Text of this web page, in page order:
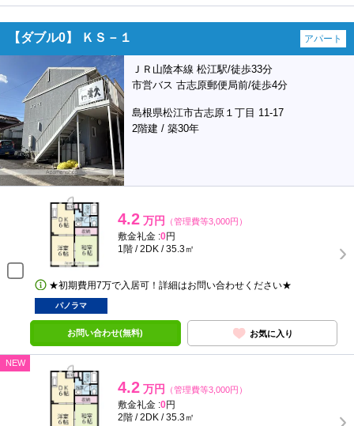
【ダブル0】 ＫＳ－１ アパート
ＪＲ山陰本線 松江駅/徒歩33分
市営バス 古志原郵便局前/徒歩4分
島根県松江市古志原１丁目 11-17
2階建 / 築30年
4.2 万円 （管理費等3,000円）
敷金礼金 :0円
1階 / 2DK / 35.3㎡
★初期費用7万で入居可！詳細はお問い合わせください★
パノラマ
お問い合わせ(無料) お気に入り
NEW
4.2 万円 （管理費等3,000円）
敷金礼金 :0円
2階 / 2DK / 35.3㎡